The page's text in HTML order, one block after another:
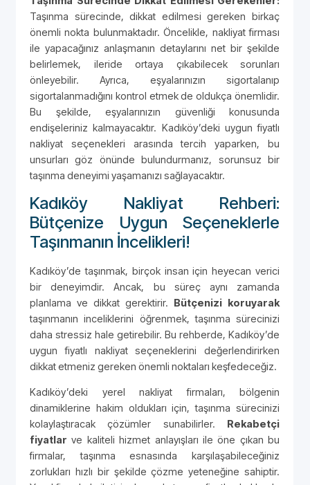
Taşınma sürecinde, dikkat edilmesi gereken birkaç
önemli nokta bulunmaktadır. Öncelikle, nakliyat firması
ile yapacağınız anlaşmanın detaylarını net bir şekilde
belirlemek, ileride ortaya çıkabilecek sorunları
önleyebilir. Ayrıca, eşyalarınızın sigortalanıp
sigortalanmadığını kontrol etmek de oldukça önemlidir.
Bu şekilde, eşyalarınızın güvenliği konusunda
endişeleriniz kalmayacaktır. Kadıköy’deki uygun fiyatlı
nakliyat seçenekleri arasında tercih yaparken, bu
unsurları göz önünde bulundurmanız, sorunsuz bir
taşınma deneyimi yaşamanızı sağlayacaktır.
Kadıköy Nakliyat Rehberi:
Bütçenize Uygun Seçeneklerle
Taşınmanın İncelikleri!
Kadıköy’de taşınmak, birçok insan için heyecan verici
bir deneyimdir. Ancak, bu süreç aynı zamanda
planlama ve dikkat gerektirir. Bütçenizi koruyarak
taşınmanın inceliklerini öğrenmek, taşınma sürecinizi
daha stressiz hale getirebilir. Bu rehberde, Kadıköy’de
uygun fiyatlı nakliyat seçeneklerini değerlendirirken
dikkat etmeniz gereken önemli noktaları keşfedeceğiz.
Kadıköy’deki yerel nakliyat firmaları, bölgenin
dinamiklerine hakim oldukları için, taşınma sürecinizi
kolaylaştıracak çözümler sunabilirler. Rekabetçi
fiyatlar ve kaliteli hizmet anlayışları ile öne çıkan bu
firmalar, taşınma esnasında karşılaşabileceğiniz
zorlukları hızlı bir şekilde çözme yeteneğine sahiptir.